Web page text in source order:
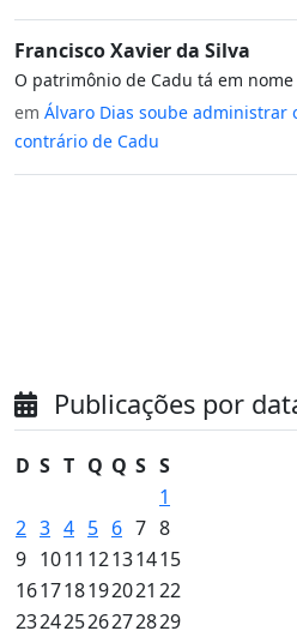
Francisco Xavier da Silva
O patrimônio de Cadu tá em
em Álvaro Dias soube
contrário de Cadu
Publicações por
D S T Q Q S S
1
2 3 4 5 6 7 8
9 1011 12131415
161718192021 22
23242526272829